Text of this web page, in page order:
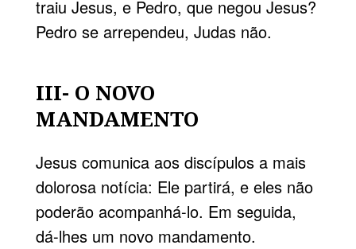
traiu Jesus, e Pedro, que negou Jesus?
Pedro se arrependeu, Judas não.
III- O NOVO
MANDAMENTO
Jesus comunica aos discípulos a mais
dolorosa notícia: Ele partirá, e eles não
poderão acompanhá-lo. Em seguida,
dá-lhes um novo mandamento.